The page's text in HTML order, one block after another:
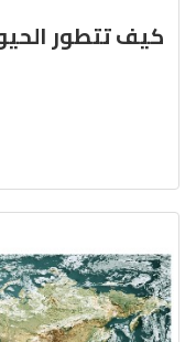
كيف تتطور